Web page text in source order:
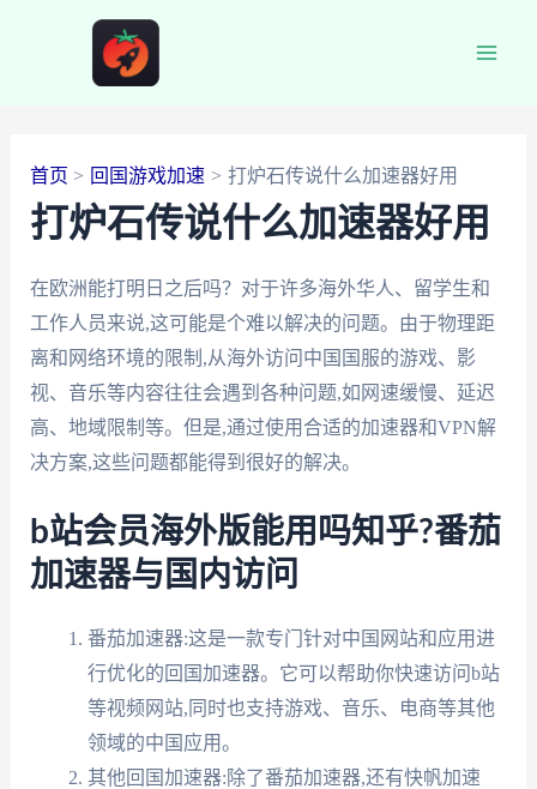
首页 回国游戏加速 打炉石传说什么加速器好用
打炉石传说什么加速器好用
在欧洲能打明日之后吗？对于许多海外华人、留学生和
工作人员来说,这可能是个难以解决的问题。由于物理距
离和网络环境的限制,从海外访问中国国服的游戏、影
视、音乐等内容往往会遇到各种问题,如网速缓慢、延迟
高、地域限制等。但是,通过使用合适的加速器和VPN解
决方案,这些问题都能得到很好的解决。
b站会员海外版能用吗知乎?番茄
加速器与国内访问
番茄加速器:这是一款专门针对中国网站和应用进
行优化的回国加速器。它可以帮助你快速访问b站
等视频网站,同时也支持游戏、音乐、电商等其他
领域的中国应用。
其他回国加速器:除了番茄加速器,还有快帆加速